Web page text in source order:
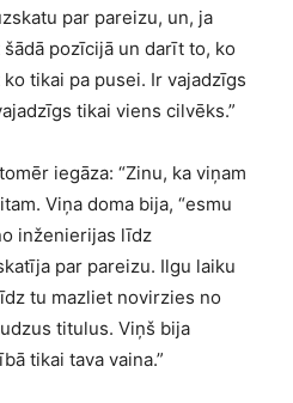
par pareizu, un, ja
pozīcijā un darīt to, ko
tikai pa pusei. Ir vajadzīgs
tikai viens cilvēks.”
iegāza: “Zinu, ka viņam
Viņa doma bija, “esmu
inženierijas līdz
par pareizu. Ilgu laiku
tu mazliet novirzies no
titulus. Viņš bija
tikai tava vaina.”